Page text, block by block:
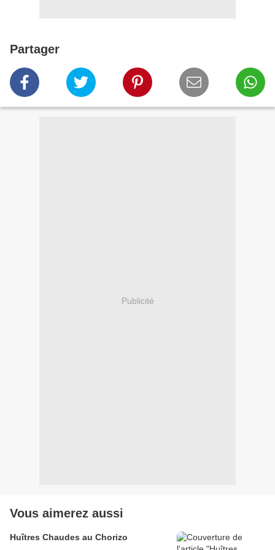
Partager
Publicité
Vous aimerez aussi
Huîtres Chaudes au Chorizo